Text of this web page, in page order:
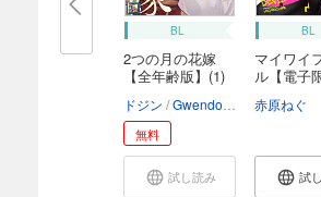
BL
2つの月の花嫁
【全年齢版】(1)
ドジン Gwendolyn
無料
試し読み
BL
マイワイ
ル【電子
赤原ねぐ
試